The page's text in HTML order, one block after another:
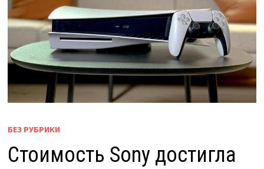
БЕЗ РУБРИКИ
Стоимость Sony достигла